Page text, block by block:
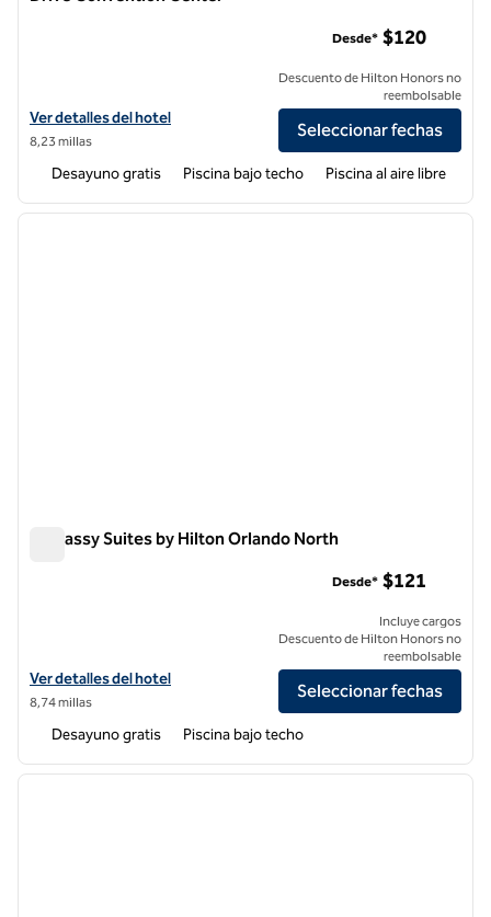
Ver detalles del hotel Embassy Suites by Hilton Orlando
Ver detalles del hotel
8,23 millas
Desde* $120
Descuento de Hilton Honors no
reembolsable
Seleccionar fechas
Desayuno gratis Piscina bajo techo Piscina al aire libre
1 de 12
Embassy Suites by Hilton Orlando North
Ver detalles del hotel Embassy Suites by Hilton Orlando North
Ver detalles del hotel
8,74 millas
Desde* $121
Incluye cargos
Descuento de Hilton Honors no
reembolsable
Seleccionar fechas
Desayuno gratis Piscina bajo techo
1 de 12